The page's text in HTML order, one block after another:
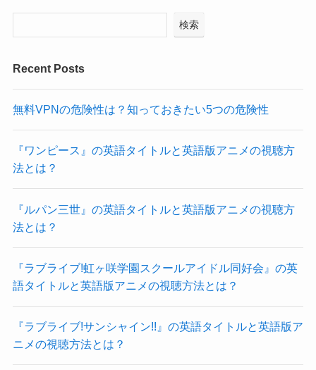
検索
Recent Posts
無料VPNの危険性は？知っておきたい5つの危険性
『ワンピース』の英語タイトルと英語版アニメの視聴方
法とは？
『ルパン三世』の英語タイトルと英語版アニメの視聴方
法とは？
『ラブライブ!虹ヶ咲学園スクールアイドル同好会』の英
語タイトルと英語版アニメの視聴方法とは？
『ラブライブ!サンシャイン!!』の英語タイトルと英語版ア
ニメの視聴方法とは？